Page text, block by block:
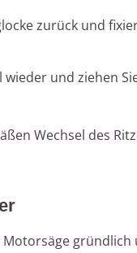
zurück und
wieder und ziehen
Wechsel des